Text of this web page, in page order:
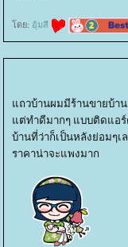
ดย: อุ้มสี
ถวบ้านผมมีร้านขายบ้าน
ต่ทำดีมากๆ แบบติดแอ
บ้านที่ว่าก็เป็นหลังย่อมๆเ
ราคาน่าจะแพงมาก